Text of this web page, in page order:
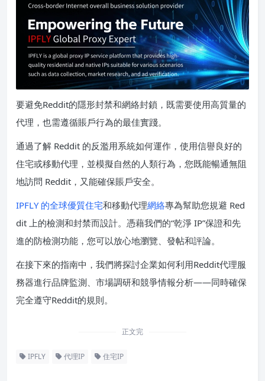
要避免Reddit的隱形封禁和網絡封鎖，既需要使用高質量的
代理，也需遵循賬戶行為的最佳實踐。
通過了解 Reddit 的反濫用系統如何運作，使用信譽良好的
住宅或移動代理，並模擬自然的人類行為，您既能暢通無阻
地訪問 Reddit，又能確保賬戶安全。
IPFLY 的全球優質住宅和移動代理網絡專為幫助您規避 Red
dit 上的檢測和封禁而設計。憑藉我們的“乾淨 IP”保證和先
進的防檢測功能，您可以放心地瀏覽、發帖和評論。
在接下來的指南中，我們將探討企業如何利用Reddit代理服
務器進行品牌監測、市場調研和競爭情報分析——同時確保
完全遵守Reddit的規則。
正文完
IPFLY 代理IP 住宅IP